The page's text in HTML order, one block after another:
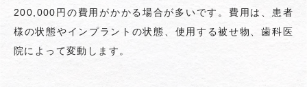
200,000円の費用がかかる場合が多いです。費用は、患者
様の状態やインプラントの状態、使用する被せ物、歯科医
院によって変動します。